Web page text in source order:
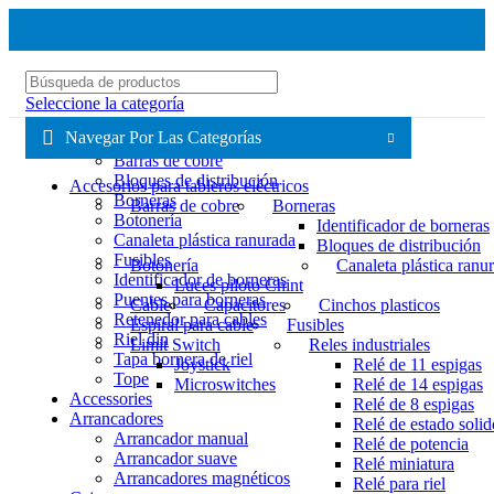
Seleccione la categoría
Accesorios para tableros eléctricos
Barras de cobre
Bloques de distribución
Borneras
Botonería
Canaleta plástica ranurada
Fusibles
Identificador de borneras
Puentes para borneras
Retenedor para cables
Riel din
Tapa bornera de riel
Tope
Accessories
Arrancadores
Arrancador manual
Arrancador suave
Arrancadores magnéticos
Navegar Por Las Categorías
Accesorios para tableros eléctricos
Barras de cobre
Borneras
Identificador de borneras
Bloques de distribución
Botonería
Luces piloto Chint
Canaleta plástica
Cable Capacitores
Cinchos plasticos
Espiral para cable
Fusibles
Limit Switch
Joystick
Microswitches
Reles industriales
Relé de 11 espigas
Relé de 14 espigas
Relé de 8 espigas
Relé de estado
Relé de potencia
Relé miniatura
Relé para riel